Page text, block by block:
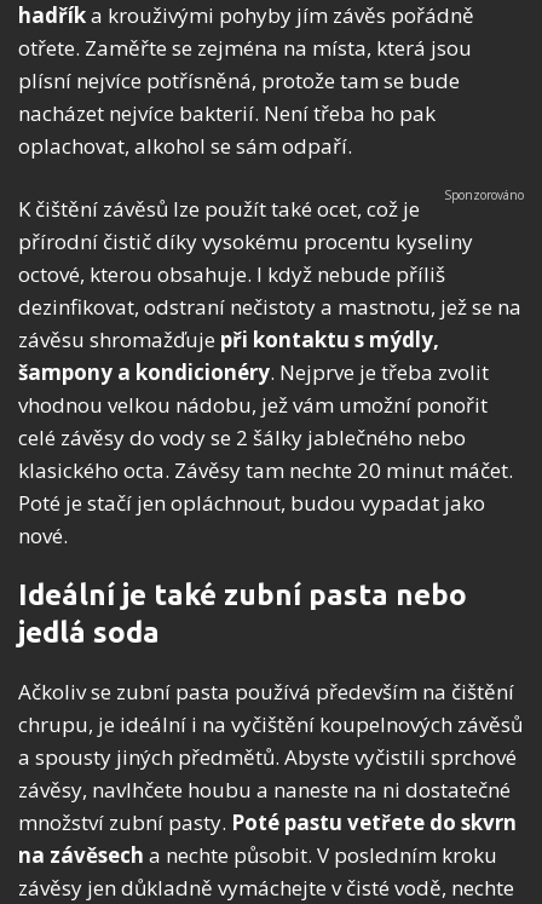
hadříka krouživými pohyby jím závěs pořádně
otřete. Zaměřte se zejména na místa, která jsou
plísní nejvíce potřísněná, protože tam se bude
nacházet nejvíce bakterií. Není třeba ho pak
oplachovat, alkohol se sám odpaří.
K čištění závěsů lze použít také ocet, což je
přírodní čistič díky vysokému procentu kyseliny
octové, kterou obsahuje. I když nebude příliš
dezinfikovat, odstraní nečistoty a mastnotu, jež se na
závěsu shromažďuje při kontaktu s mýdly,
šampony a kondicionéry. Nejprve je třeba zvolit
vhodnou velkou nádobu, jež vám umožní ponořit
celé závěsy do vody se 2 šálky jablečného nebo
klasického octa. Závěsy tam nechte 20 minut máčet.
Poté je stačí jen opláchnout, budou vypadat jako
nové.
Ideální je také zubní pasta nebo
jedlá soda
Ačkoliv se zubní pasta používá především na čištění
chrupu, je ideální i na vyčištění koupelnových závěsů
a spousty jiných předmětů. Abyste vyčistili sprchové
závěsy, navlhčete houbu a naneste na ni dostatečné
množství zubní pasty. Poté pastu vetřete do skvrn
na závěsech a nechte působit. V posledním kroku
závěsy jen důkladně vymáchejte v čisté vodě, nechte